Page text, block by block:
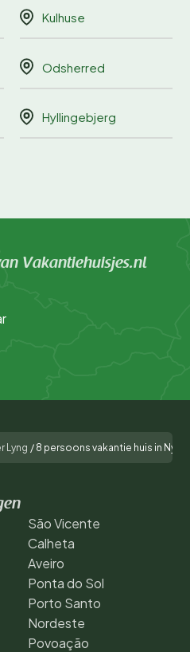
Kulhuse
Odsherred
Hyllingebjerg
Vakantiehuisjes.nl
Lyng / 8 persoons vakantie huis in
São Vicente
Calheta
Aveiro
Ponta do Sol
Porto Santo
Nordeste
Povoação